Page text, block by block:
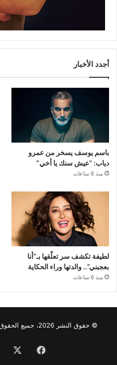
أجدد الأخبار
باسم يوسف يسخر من عمرو
دياب: “عيش سنك يا أخي”
منذ 6 ساعات
لطيفة تكشف سر تعلّقها بـ”أنا
بعجبني”.. والدتها وراء الحكاية
منذ 6 ساعات
© حقوق النشر 2026، جميع الحقوق محفوظة |
فيسبوك